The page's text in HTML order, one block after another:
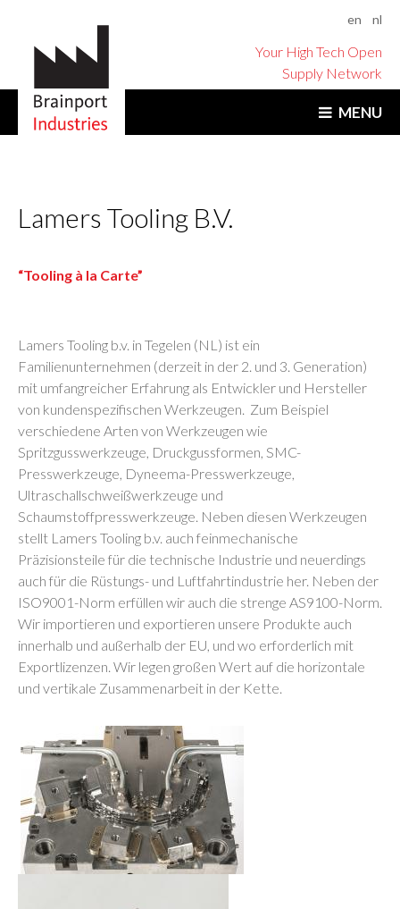
en nl
Your High Tech Open
Supply Network
MENU
Lamers Tooling B.V.
“Tooling à la Carte”
Lamers Tooling b.v. in Tegelen (NL) ist ein
Familienunternehmen (derzeit in der 2. und 3. Generation)
mit umfangreicher Erfahrung als Entwickler und Hersteller
von kundenspezifischen Werkzeugen. Zum Beispiel
verschiedene Arten von Werkzeugen wie
Spritzgusswerkzeuge, Druckgussformen, SMC-
Presswerkzeuge, Dyneema-Presswerkzeuge,
Ultraschallschweißwerkzeuge und
Schaumstoffpresswerkzeuge. Neben diesen Werkzeugen
stellt Lamers Tooling b.v. auch feinmechanische
Präzisionsteile für die technische Industrie und neuerdings
auch für die Rüstungs- und Luftfahrtindustrie her. Neben der
ISO9001-Norm erfüllen wir auch die strenge AS9100-Norm.
Wir importieren und exportieren unsere Produkte auch
innerhalb und außerhalb der EU, und wo erforderlich mit
Exportlizenzen. Wir legen großen Wert auf die horizontale
und vertikale Zusammenarbeit in der Kette.